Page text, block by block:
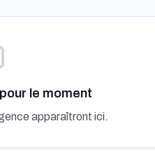
le moment
apparaîtront ici.